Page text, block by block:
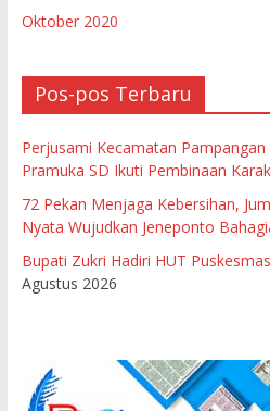
Oktober 2020
Pos-pos Terbaru
Perjusami Kecamatan
Pramuka SD Ikuti Pembinaan
72 Pekan Menjaga Kebersihan,
Nyata Wujudkan Jeneponto
Bupati Zukri Hadiri HUT
Agustus 2026